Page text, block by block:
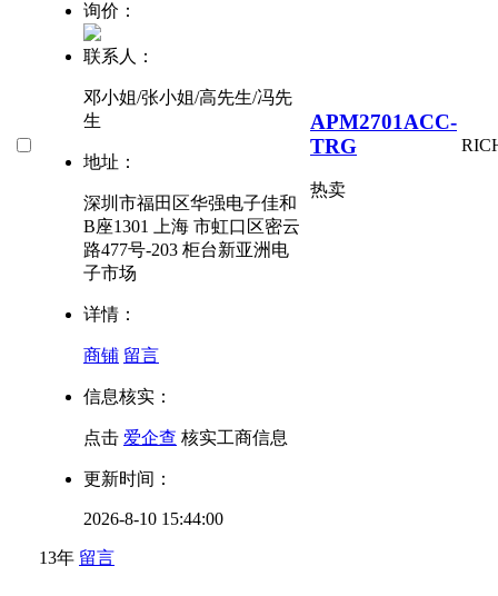
询价：
联系人：
邓小姐/张小姐/高先生/冯先
生
地址：
深圳市福田区华强电子佳和
B座1301 上海 市虹口区密云
路477号-203 柜台新亚洲电
子市场
详情：
商铺 留言
信息核实：
点击 爱企查 核实工商信息
更新时间：
2026-8-10 15:44:00
13年 留言
APM2701ACC-
TRG
热卖